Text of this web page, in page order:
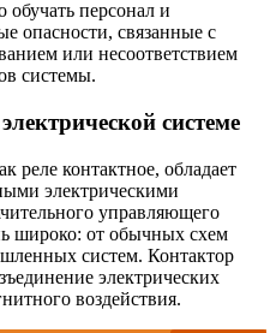
персонал и
опасности, связанные с
или несоответствием
системы.
системе
реле контактное, обладает
электрическими
управляющего
широко: от обычных схем
систем. Контактор
электрических
воздействия.